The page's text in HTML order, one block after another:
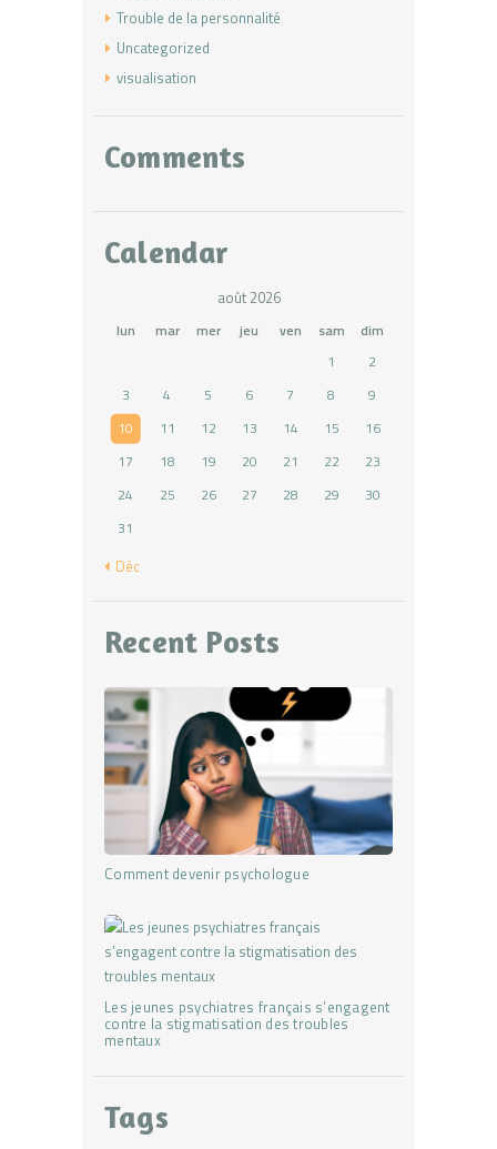
Trouble de la personnalité
Uncategorized
visualisation
Comments
Calendar
août 2026
lun mar mer jeu ven sam
dim
1
2
3
4 5 6 7 8
9
10
11 12 13 14 15
16
17
18 19 20 21 22
23
24
25 26 27 28 29
30
31
« Déc
Recent Posts
Comment devenir psychologue
Les jeunes psychiatres français s’engagent
contre la stigmatisation des troubles
mentaux
Tags